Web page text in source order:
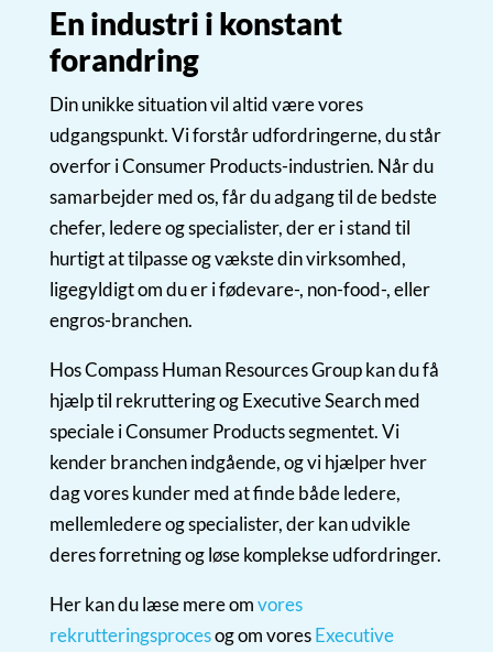
En industri i konstant
forandring
Din unikke situation vil altid være vores
udgangspunkt. Vi forstår udfordringerne, du står
overfor i Consumer Products-industrien. Når du
samarbejder med os, får du adgang til de bedste
chefer, ledere og specialister, der er i stand til
hurtigt at tilpasse og vækste din virksomhed,
ligegyldigt om du er i fødevare-, non-food-, eller
engros-branchen.
Hos Compass Human Resources Group kan du få
hjælp til rekruttering og Executive Search med
speciale i Consumer Products segmentet. Vi
kender branchen indgående, og vi hjælper hver
dag vores kunder med at finde både ledere,
mellemledere og specialister, der kan udvikle
deres forretning og løse komplekse udfordringer.
Her kan du læse mere omvores
rekrutteringsprocesog om voresExecutive